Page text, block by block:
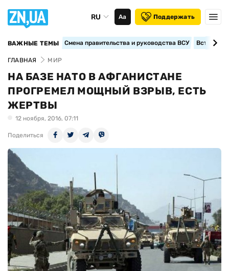
RU Аа Поддержать
ВАЖНЫЕ ТЕМЫ Смена правительства и руководства ВСУ
ГЛАВНАЯ МИР
НА БАЗЕ НАТО В АФГАНИСТАНЕ
ПРОГРЕМЕЛ МОЩНЫЙ ВЗРЫВ, ЕСТЬ
ЖЕРТВЫ
12 ноября, 2016, 07:11
Поделиться